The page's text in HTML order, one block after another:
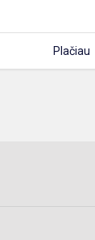
Plačiau